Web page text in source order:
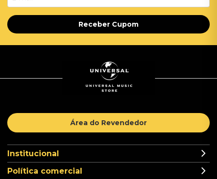
Receber Cupom
Área do Revendedor
Institucional
Política comercial